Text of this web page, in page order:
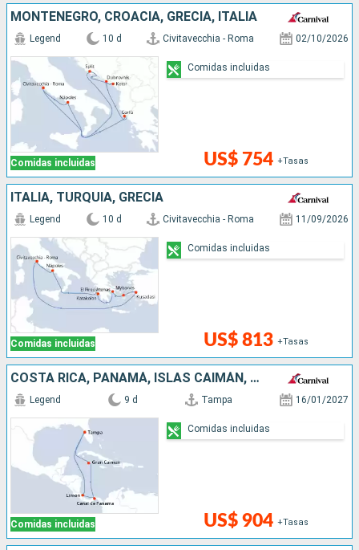
MONTENEGRO, CROACIA, GRECIA, ITALIA
Comidas incluidas
Legend 10 d Civitavecchia - Roma 02/10/2026
US$ 754 +Tasas
Comidas incluidas
ITALIA, TURQUÍA, GRECIA
Comidas incluidas
Legend 10 d Civitavecchia - Roma 11/09/2026
US$ 813 +Tasas
Comidas incluidas
COSTA RICA, PANAMÁ, ISLAS CAIMÁN, ESTADOS UNIDOS
Comidas incluidas
Legend 9 d Tampa 16/01/2027
US$ 904 +Tasas
Comidas incluidas